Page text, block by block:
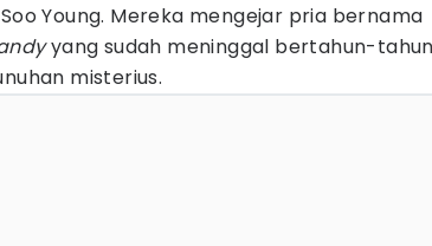
Young. Mereka mengejar pria bernama
yang sudah meninggal bertahun-
misterius.